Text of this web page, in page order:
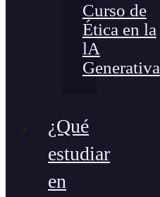
Curso de
Ética en la
lA
Generativa
¿Qué
estudiar
en